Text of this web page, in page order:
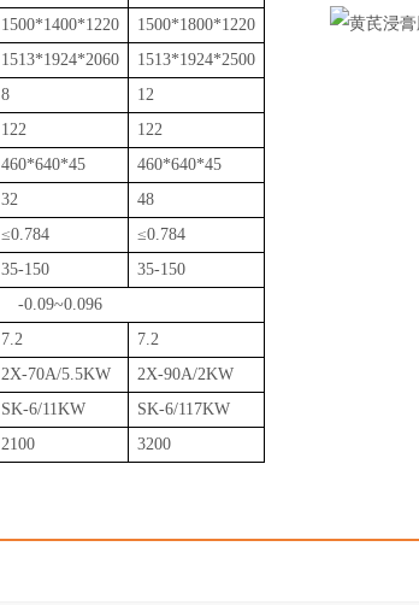
1500*1400*1220
1500*1800*1220
1513*1924*2060
1513*1924*2500
8
12
122
122
460*640*45
460*640*45
32
48
≤0.784
≤0.784
35-150
35-150
-0.09~0.096
7.2
7.2
2X-70A/5.5KW
2X-90A/2KW
SK-6/11KW
SK-6/117KW
2100 3200